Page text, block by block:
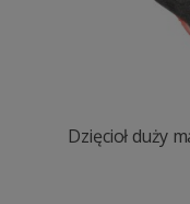
Dzięcioł duży